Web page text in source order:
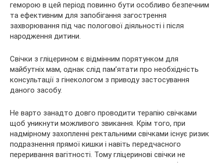
геморою в цей період повинно бути особливо безпечним
та ефективним для запобігання загострення
захворювання під час пологової діяльності і після
народження дитини.
Свічки з гліцерином є відмінним порятунком для
майбутніх мам, однак слід пам’ятати про необхідність
консультації з гінекологом з приводу застосування
даного засобу.
Не варто занадто довго проводити терапію свічками
щоб уникнути можливого звикання. Крім того, при
надмірному захопленні ректальними свічками існує ризик
подразнення прямої кишки і навіть передчасного
переривання вагітності. Тому гліцеринові свічки не